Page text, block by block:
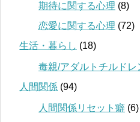
期待に関する心理 (8)
恋愛に関する心理 (72)
生活・暮らし (18)
毒親/アダルトチルドレ
人間関係 (94)
人間関係リセット癖 (6)